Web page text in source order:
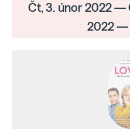
Čt, 3. únor 2022 —
2022 —